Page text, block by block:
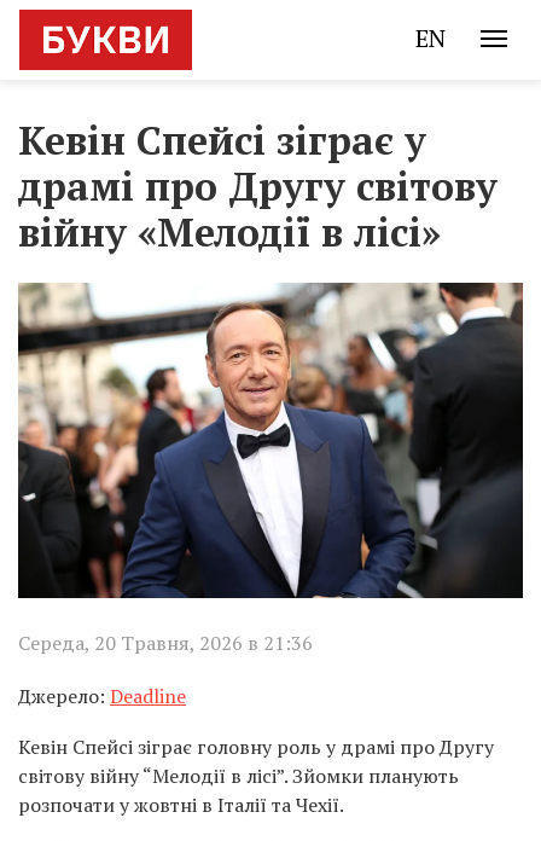
EN
Кевін Спейсі зіграє у
драмі про Другу світову
війну «Мелодії в лісі»
Середа, 20 Травня, 2026 в 21:36
Джерело: Deadline
Кевін Спейсі зіграє головну роль у драмі про Другу
світову війну “Мелодії в лісі”. Зйомки планують
розпочати у жовтні в Італії та Чехії.